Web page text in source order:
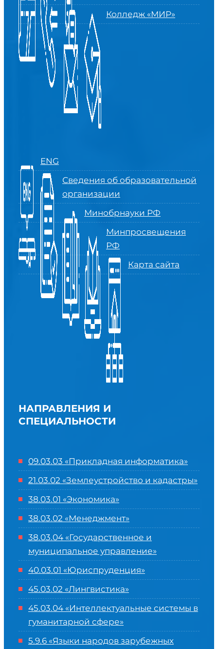
Колледж «МИР»
ENG
Сведения об образовательной
организации
Минобрнауки РФ
Минпросвещения
РФ
Карта сайта
НАПРАВЛЕНИЯ И
СПЕЦИАЛЬНОСТИ
09.03.03 «Прикладная информатика»
21.03.02 «Землеустройство и кадастры»
38.03.01 «Экономика»
38.03.02 «Менеджмент»
38.03.04 «Государственное и
муниципальное управление»
40.03.01 «Юриспруденция»
45.03.02 «Лингвистика»
45.03.04 «Интеллектуальные системы в
гуманитарной сфере»
5.9.6 «Языки народов зарубежных